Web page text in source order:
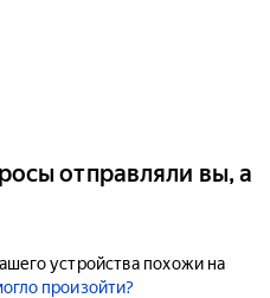
отправляли вы, а
устройства похожи на
произойти?